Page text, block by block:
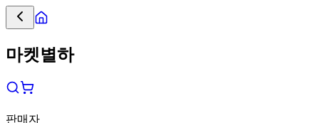
마켓별하
판매자